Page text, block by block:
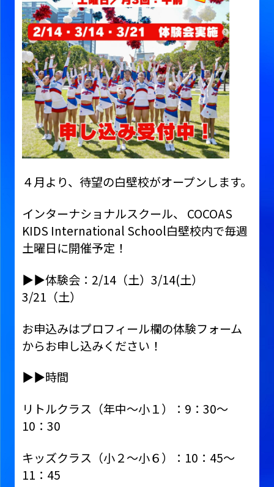
４月より、待望の白壁校がオープンします。
インターナショナルスクール、 COCOAS
KIDS International School白壁校内で毎週
土曜日に開催予定！
▶︎▶︎体験会：2/14（土）3/14(土）
3/21（土）
お申込みはプロフィール欄の体験フォーム
からお申し込みください！
▶︎▶︎時間
リトルクラス（年中～小１）：9：30～
10：30
キッズクラス（小２～小６）：10：45～
11：45